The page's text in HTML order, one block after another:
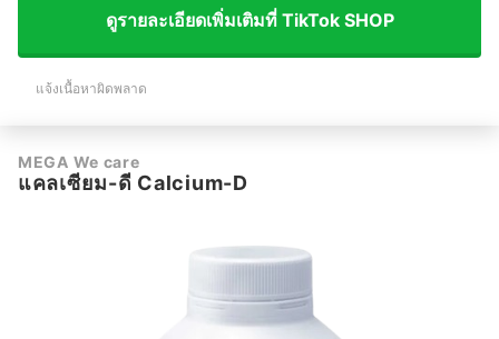
ดูรายละเอียดเพิ่มเติมที่ TikTok SHOP
แจ้งเนื้อหาผิดพลาด
MEGA We care
แคลเซียม-ดี Calcium-D